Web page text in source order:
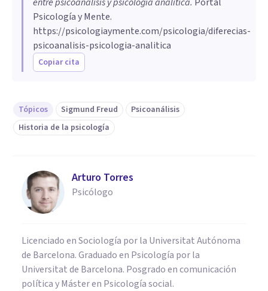
Psicología y Mente.
https://psicologiaymente.com/psicologia/diferecias-
psicoanalisis-psicologia-analitica
Copiar cita
Tópicos Sigmund Freud
Psicoanálisis
Historia de la psicología
Arturo Torres
Psicólogo
Licenciado en Sociología por la Universitat Autónoma
de Barcelona. Graduado en Psicología por la
Universitat de Barcelona. Posgrado en comunicación
política y Máster en Psicología social.